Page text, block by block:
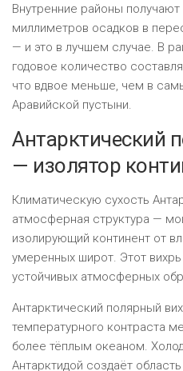
Внутренние районы получают
миллиметров осадков в
— и это в лучшем случае. В
годовое количество
что вдвое меньше, чем в
Аравийской пустыни.
Антарктический
— изолятор
Климатическую сухость
атмосферная структура —
изолирующий континент от
умеренных широт. Этот
устойчивых атмосферных
Антарктический полярный
температурного контраста
более тёплым океаном.
Антарктидой создаёт